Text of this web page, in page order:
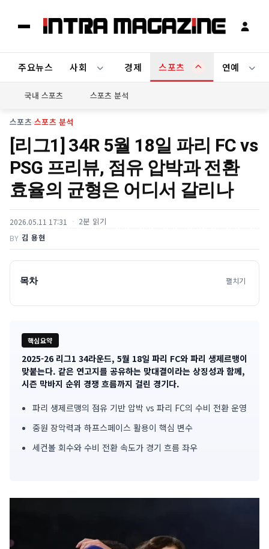
주요뉴스 사회 경제 스포츠 연예
국내 스포츠 스포츠 분석
스포츠›스포츠 분석
[리그1] 34R 5월 18일 파리 FC vs
PSG 프리뷰, 점유 압박과 전환
효율의 균형은 어디서 갈리나
2026.05.11 17:31 2분 읽기
BY 김 용현
목차 펼치기
핵심요약
기
사
핵
심
2025-26 리그1 34라운드, 5월 18일 파리 FC와 파리 생제르맹이
맞붙는다. 같은 연고지를 공유하는 맞대결이라는 상징성과 함께,
시즌 막바지 순위 경쟁 흐름까지 걸린 경기다.
파리 생제르맹의 점유 기반 압박 vs 파리 FC의 수비 전환 운영
중원 장악력과 하프스페이스 활용이 핵심 변수
세컨볼 회수와 수비 전환 속도가 경기 흐름 좌우